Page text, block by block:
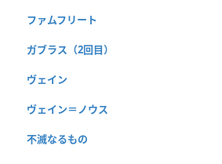
ファムフリート
ガブラス（2回目）
ヴェイン
ヴェイン＝ノウス
不滅なるもの